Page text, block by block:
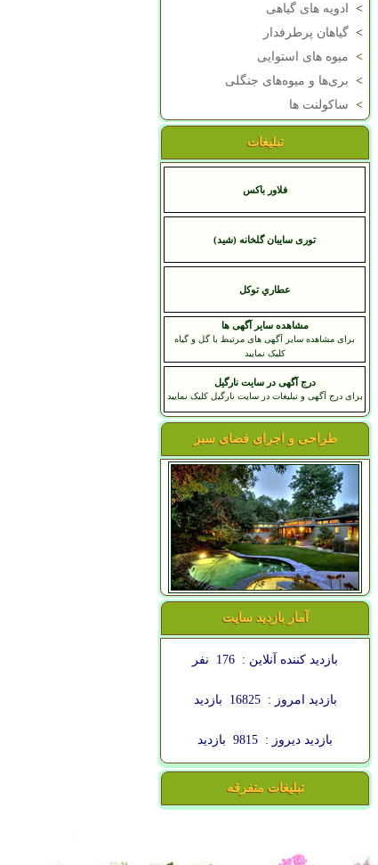
>
ادویه های گیاهی
> گیاهان پرطرفدار
> میوه های استوایی
> بری‌ها و میوه‌های جنگلی
> ساکولنت ها
تبلیغات
فلاور باکس
توری سایبان گلخانه (شید)
عطاري توکل
مشاهده سایر آگهی ها
برای مشاهده سایر آگهی های مرتبط با گل و گیاه
کلیک نمایید
درج آگهی در سایت نارگیل
برای درج آگهی و تبلیغات در سایت نارگیل کلیک نمایید
طراحی و اجرای فضای سبز
آمار بازدید سایت
بازدید کننده آنلاین : 176 نفر
بازدید امروز : 16825 بازدید
بازدید دیروز : 9815 بازدید
تبلیغات متفرقه